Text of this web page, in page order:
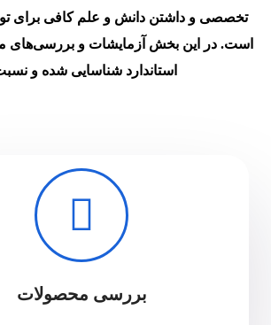
تخصصی و داشتن دانش و علم کافی برای
است. در این بخش آزمایشات و بررسی‌های
استاندارد شناسایی شده و
بررسی محصولات